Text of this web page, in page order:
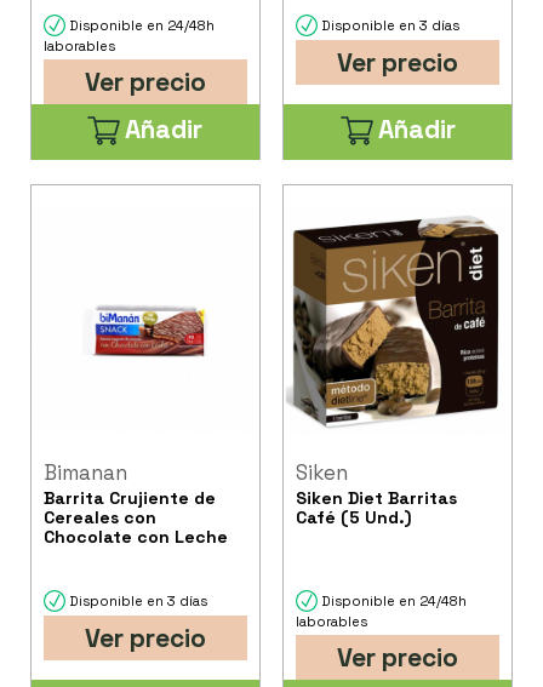
Disponible en 24/48h
laborables
Ver precio
Añadir
Disponible en 3 días
Ver precio
Añadir
Bimanan
Barrita Crujiente de
Cereales con
Chocolate con Leche
Disponible en 3 días
Ver precio
Siken
Siken Diet Barritas
Café (5 Und.)
Disponible en 24/48h
laborables
Ver precio